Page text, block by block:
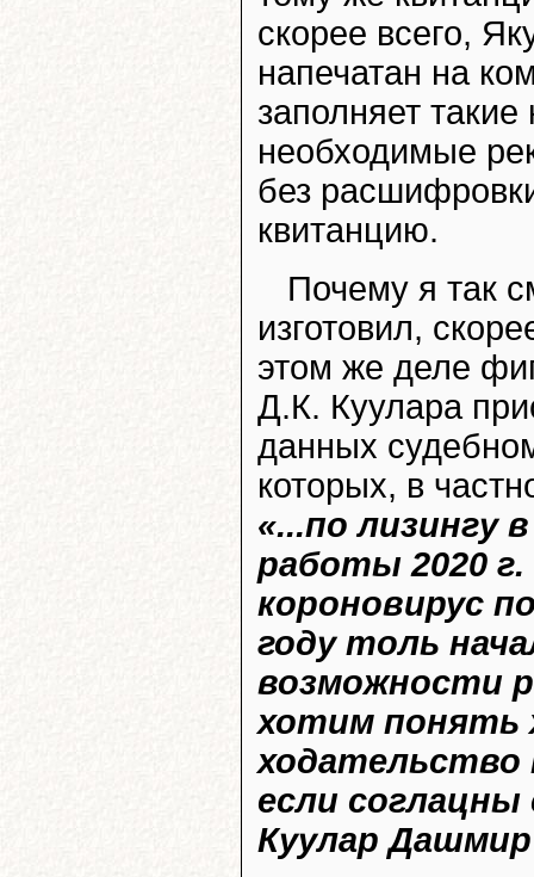
скорее всего,
напечатан на
заполняет такие
необходимые
без
квитанцию.
Почему я так
изготовил,
этом же деле
Д.К. Куулара
данных
которых, в
«...по лизингу
работы 2020 г.
короновирус
году толь
возможности
хотим понять
ходательство
если соглацны
Куулар